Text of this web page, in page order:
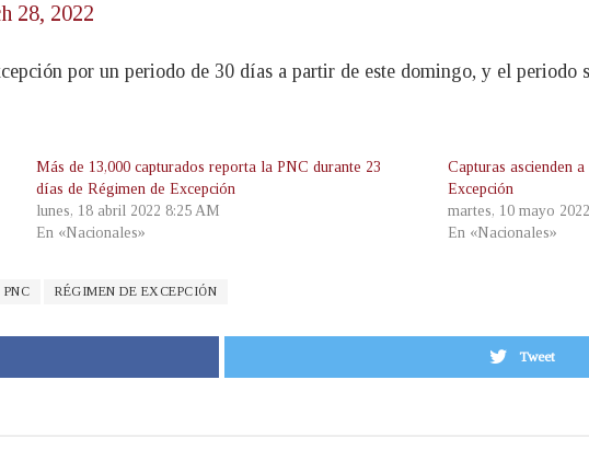
28, 2022
por un periodo de 30 días a partir de este domingo, y el periodo
Más de 13,000 capturados reporta la PNC durante 23
días de Régimen de Excepción
lunes, 18 abril 2022 8:25 AM
En «Nacionales»
Capturas ascienden
Excepción
martes, 10 mayo
En «Nacionales»
PNC RÉGIMEN DE EXCEPCIÓN
Tweet